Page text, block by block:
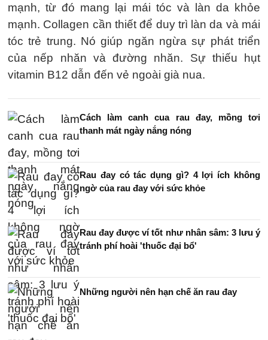
mạnh, từ đó mang lại mái tóc và làn da khỏe
mạnh. Collagen cần thiết để duy trì làn da và mái
tóc trẻ trung. Nó giúp ngăn ngừa sự phát triển
của nếp nhăn và đường nhăn. Sự thiếu hụt
vitamin B12 dẫn đến vẻ ngoài già nua.
Cách làm canh cua rau đay, mồng tơi
thanh mát ngày nắng nóng
Rau đay có tác dụng gì? 4 lợi ích không
ngờ của rau đay với sức khỏe
Rau đay được ví tốt như nhân sâm: 3 lưu ý
tránh phí hoài 'thuốc đại bổ'
Những người nên hạn chế ăn rau đay